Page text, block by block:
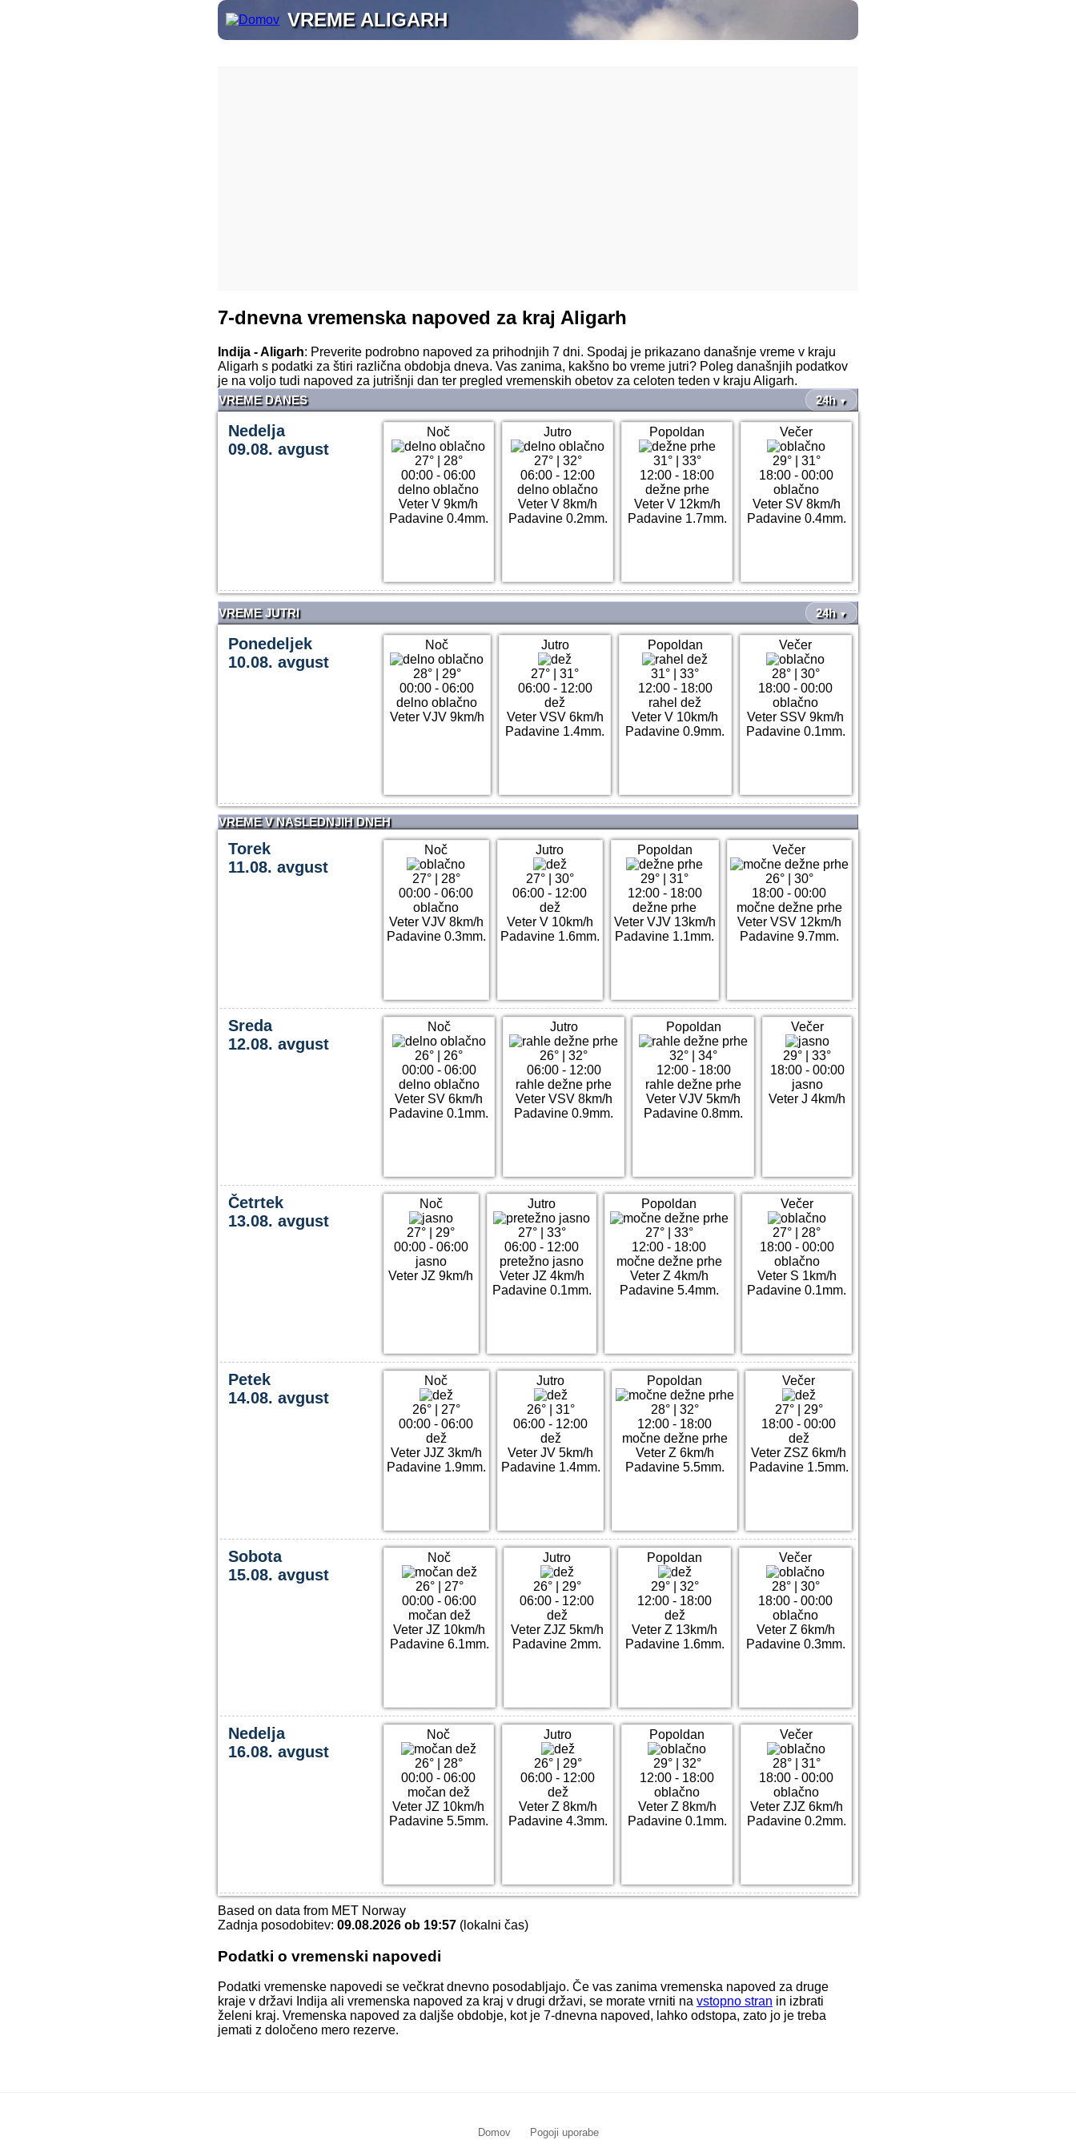
VREME ALIGARH
7-dnevna vremenska napoved za kraj Aligarh
Indija - Aligarh: Preverite podrobno napoved za prihodnjih 7 dni. Spodaj je prikazano današnje vreme v kraju
Aligarh s podatki za štiri različna obdobja dneva. Vas zanima, kakšno bo vreme jutri? Poleg današnjih podatkov
je na voljo tudi napoved za jutrišnji dan ter pregled vremenskih obetov za celoten teden v kraju Aligarh.
VREME DANES
24h ▼
Nedelja
09.08. avgust
Noč
27°| 28°
00:00 - 06:00
delno oblačno
Veter V 9km/h
Padavine 0.4mm.
Jutro
27°| 32°
06:00 - 12:00
delno oblačno
Veter V 8km/h
Padavine 0.2mm.
Popoldan
31°| 33°
12:00 - 18:00
dežne prhe
Veter V 12km/h
Padavine 1.7mm.
Večer
29°| 31°
18:00 - 00:00
oblačno
Veter SV 8km/h
Padavine 0.4mm.
VREME JUTRI 24h ▼
Ponedeljek
10.08. avgust
Noč
28°| 29°
00:00 - 06:00
delno oblačno
Veter VJV 9km/h
Jutro
27° |31°
06:00 - 12:00
dež
Veter VSV 6km/h
Padavine 1.4mm.
Popoldan
31° |33°
12:00 - 18:00
rahel dež
Veter V 10km/h
Padavine 0.9mm.
Večer
28°| 30°
18:00 - 00:00
oblačno
Veter SSV 9km/h
Padavine 0.1mm.
VREME V NASLEDNJIH DNEH
Torek
11.08. avgust
Noč
27°| 28°
00:00 - 06:00
oblačno
Veter VJV 8km/h
Padavine 0.3mm.
Jutro
27°| 30°
06:00 - 12:00
dež
Veter V 10km/h
Padavine 1.6mm.
Popoldan
29° |31°
12:00 - 18:00
dežne prhe
Veter VJV 13km/h
Padavine 1.1mm.
Večer
26°| 30°
18:00 - 00:00
močne dežne prhe
Veter VSV 12km/h
Padavine 9.7mm.
Sreda
12.08. avgust
Noč
26°
26°
00:00 - 06:00
delno oblačno
Veter SV 6km/h
Padavine 0.1mm.
Jutro
26° |32°
06:00 - 12:00
rahle dežne prhe
Veter VSV 8km/h
Padavine 0.9mm.
Popoldan
32° |34°
12:00 - 18:00
rahle dežne prhe
Veter VJV 5km/h
Padavine 0.8mm.
Večer
29° |33°
18:00 - 00:00
jasno
Veter J 4km/h
Četrtek
13.08. avgust
Noč
27°
29°
00:00 - 06:00
jasno
Veter JZ 9km/h
Jutro
27°| 33°
06:00 - 12:00
pretežno jasno
Veter JZ 4km/h
Padavine 0.1mm.
Popoldan
27°| 33°
12:00 - 18:00
močne dežne prhe
Veter Z 4km/h
Padavine 5.4mm.
Večer
27°
28°
18:00 - 00:00
oblačno
Veter S 1km/h
Padavine 0.1mm.
Petek
14.08. avgust
Noč
26°| 27°
00:00 - 06:00
dež
Veter JJZ 3km/h
Padavine 1.9mm.
Jutro
26°| 31°
06:00 - 12:00
dež
Veter JV 5km/h
Padavine 1.4mm.
Popoldan
28°| 32°
12:00 - 18:00
močne dežne prhe
Veter Z 6km/h
Padavine 5.5mm.
Večer
27°| 29°
18:00 - 00:00
dež
Veter ZSZ 6km/h
Padavine 1.5mm.
Sobota
15.08. avgust
Noč
26°| 27°
00:00 - 06:00
močan dež
Veter JZ 10km/h
Padavine 6.1mm.
Jutro
26°| 29°
06:00 - 12:00
dež
Veter ZJZ 5km/h
Padavine 2mm.
Popoldan
29°| 32°
12:00 - 18:00
dež
Veter Z 13km/h
Padavine 1.6mm.
Večer
28°| 30°
18:00 - 00:00
oblačno
Veter Z 6km/h
Padavine 0.3mm.
Nedelja
16.08. avgust
Noč
26°| 28°
00:00 - 06:00
močan dež
Veter JZ 10km/h
Padavine 5.5mm.
Jutro
26°| 29°
06:00 - 12:00
dež
Veter Z 8km/h
Padavine 4.3mm.
Popoldan
29°| 32°
12:00 - 18:00
oblačno
Veter Z 8km/h
Padavine 0.1mm.
Večer
28°| 31°
18:00 - 00:00
oblačno
Veter ZJZ 6km/h
Padavine 0.2mm.
Based on data from MET Norway
Zadnja posodobitev: 09.08.2026 ob 19:57 (lokalni čas)
Podatki o vremenski napovedi
Podatki vremenske napovedi se večkrat dnevno posodabljajo. Če vas zanima vremenska napoved za druge
kraje v državi Indija ali vremenska napoved za kraj v drugi državi, se morate vrniti na vstopno stran in izbrati
želeni kraj. Vremenska napoved za daljše obdobje, kot je 7-dnevna napoved, lahko odstopa, zato jo je treba
jemati z določeno mero rezerve.
Domov Pogoji uporabe